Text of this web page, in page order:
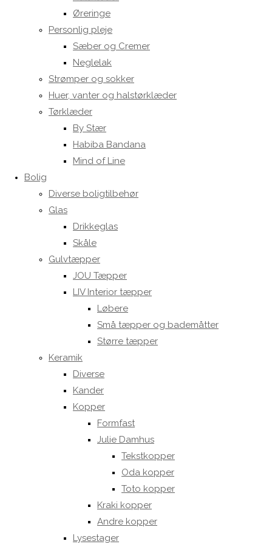
Øreringe
Personlig pleje
Sæber og Cremer
Neglelak
Strømper og sokker
Huer, vanter og halstørklæder
Tørklæder
By Stær
Habiba Bandana
Mind of Line
Bolig
Diverse boligtilbehør
Glas
Drikkeglas
Skåle
Gulvtæpper
JOU Tæpper
LIV Interior tæpper
Løbere
Små tæpper og bademåtter
Større tæpper
Keramik
Diverse
Kander
Kopper
Formfast
Julie Damhus
Tekstkopper
Oda kopper
Toto kopper
Kraki kopper
Andre kopper
Lysestager